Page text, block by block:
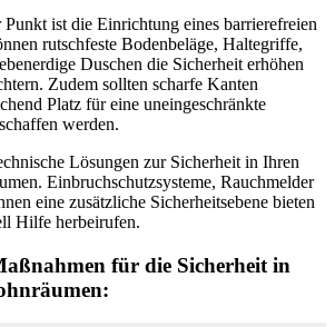
ist die Einrichtung eines barrierefreien
rutschfeste Bodenbeläge, Haltegriffe,
Duschen die Sicherheit erhöhen
Zudem sollten scharfe Kanten
Platz für eine uneingeschränkte
werden.
Lösungen zur Sicherheit in Ihren
Einbruchschutzsysteme, Rauchmelder
eine zusätzliche Sicherheitsebene bieten
Hilfe herbeirufen.
für die Sicherheit in